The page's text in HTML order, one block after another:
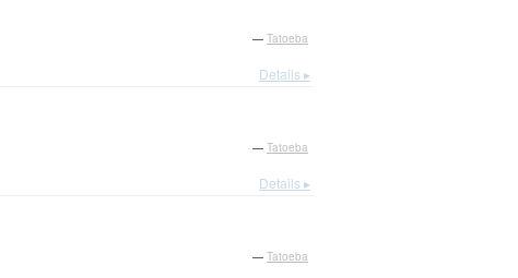
— Tatoeba
Details ▸
— Tatoeba
Details ▸
— Tatoeba